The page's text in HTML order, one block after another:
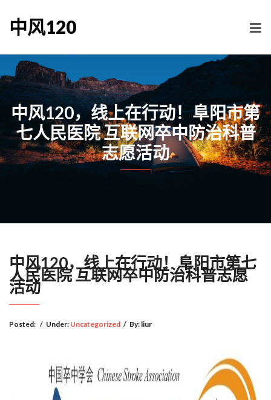
中风120
中风120，线上在行动！阜阳市第
七人民医院 互联网卒中防治科普
志愿活动
中风120，线上在行动！阜阳市第七
人民医院 互联网卒中防治科普志愿
活动
Posted: / Under: Uncategorized / By: liur